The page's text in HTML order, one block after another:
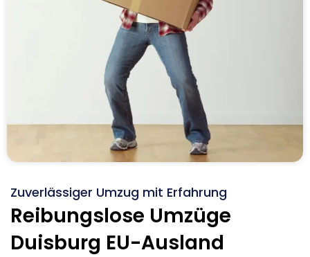
Zuverlässiger Umzug mit Erfahrung
Reibungslose Umzüge
Duisburg EU-Ausland